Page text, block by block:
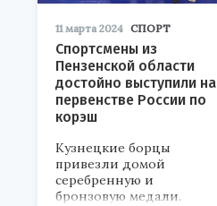
11 марта 2024 СПОРТ
Спортсмены из
Пензенской области
достойно выступили на
первенстве России по
корэш
Кузнецкие борцы
привезли домой
серебренную и
бронзовую медали.